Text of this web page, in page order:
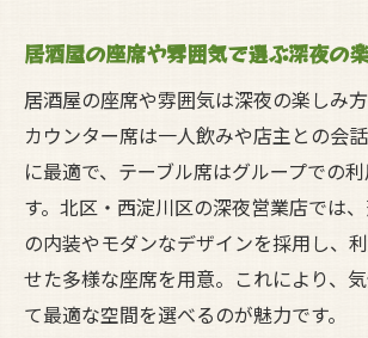
居酒屋の座席や雰囲気で選ぶ深夜の
居酒屋の座席や雰囲気は深夜の楽しみ方
カウンター席は一人飲みや店主との会
に最適で、テーブル席はグループでの
す。北区・西淀川区の深夜営業店では
の内装やモダンなデザインを採用し、
せた多様な座席を用意。これにより、
て最適な空間を選べるのが魅力です。